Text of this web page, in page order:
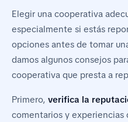
Elegir una cooperativa
especialmente si estás
opciones antes de tomar
damos algunos consejos
cooperativa que presta a
Primero, verifica la
comentarios y experiencias